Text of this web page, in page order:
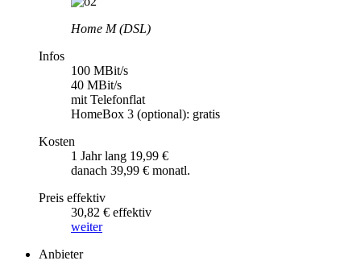
Home M (DSL)
Infos
100 MBit/s
40 MBit/s
mit Telefonflat
HomeBox 3 (optional): gratis
Kosten
1 Jahr lang 19,99 €
danach 39,99 € monatl.
Preis effektiv
30,82 € effektiv
weiter
Anbieter